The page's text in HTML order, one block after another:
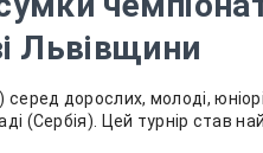
Львівщини
дорослих, молоді,
(Сербія). Цей турнір став